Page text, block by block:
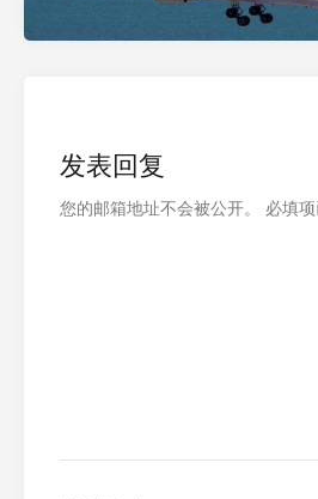
发表回复
您的邮箱地址不会被公开。 必填